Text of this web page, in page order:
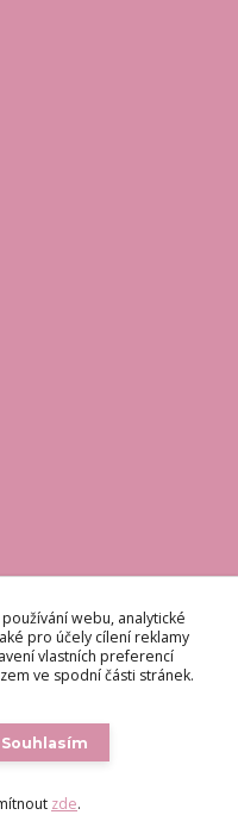
webu, analytické
pro účely cílení reklamy
vlastních preferencí
ve spodní části stránek.
Souhlasím
zde.
webu, analytické
pro účely cílení reklamy
vlastních preferencí
ve spodní části stránek.
Souhlasím
zde.